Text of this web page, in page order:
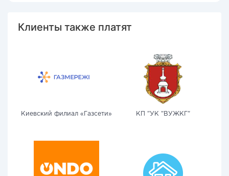
Клиенты также платят
Киевский филиал «Газсети» КП "УК "ВУЖКГ"